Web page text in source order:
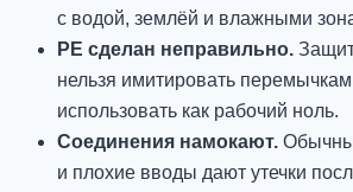
с водой, землёй и влажными
PE сделан неправильно.
нельзя имитировать
использовать как рабочий ноль.
Соединения намокают.
и плохие вводы дают утечки